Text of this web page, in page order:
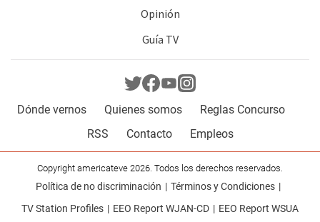
Opinión
Guía TV
Dónde vernos Quienes somos
Reglas Concurso
RSS
Contacto Empleos
Copyright americateve 2026. Todos los derechos reservados.
Política de no discriminación
Términos y Condiciones
TV Station Profiles
EEO Report WJAN-CD EEO Report WSUA